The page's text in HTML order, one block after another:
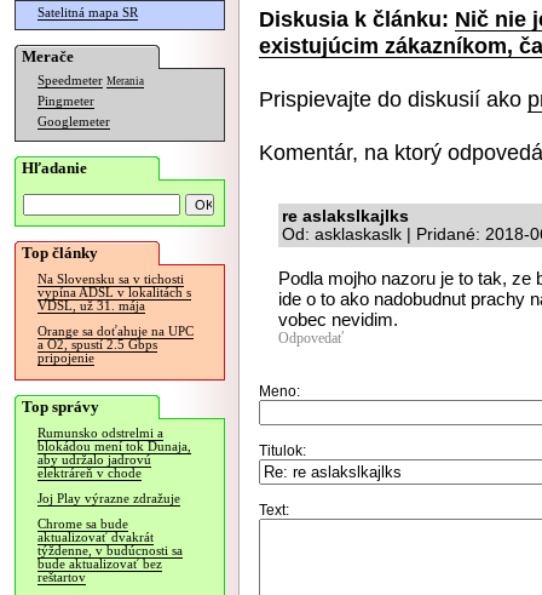
Satelitná mapa SR
Merače
Speedmeter Merania
Pingmeter
Googlemeter
Hľadanie
Top články
Na Slovensku sa v tichosti
vypína ADSL v lokalitách s
VDSL, už 31. mája
Orange sa doťahuje na UPC
a O2, spustí 2.5 Gbps
pripojenie
Top správy
Rumunsko odstrelmi a
blokádou mení tok Dunaja,
aby udržalo jadrovú
elektráreň v chode
Joj Play výrazne zdražuje
Chrome sa bude
aktualizovať dvakrát
týždenne, v budúcnosti sa
bude aktualizovať bez
reštartov
Diskusia k článku: Nič nie
existujúcim zákazníkom,
Prispievajte do diskusií ako
Komentár, na ktorý
re aslakslkajlks
Od: asklaskaslk | Pridané: 2018-
Podla mojho nazoru je to tak,
ide o to ako nadobudnut prachy
vobec nevidim.
Odpovedať
Meno:
Titulok:
Text: